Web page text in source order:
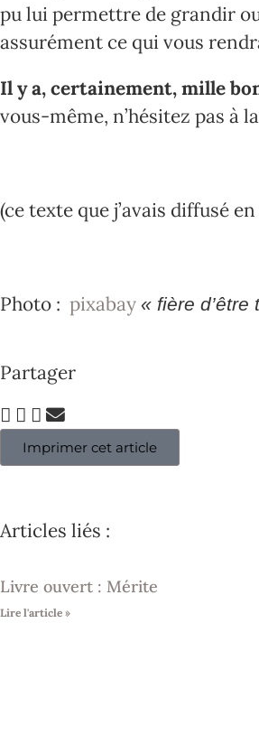
pu lui permettre de grandir
assurément ce qui vous
Il y a, certainement, mille
vous-même, n’hésitez pas à
(ce texte que j’avais diffusé
Photo : pixabay « fière
Partager
Imprimer cet article
Articles liés :
Livre ouvert : Mérite
Lire l'article »